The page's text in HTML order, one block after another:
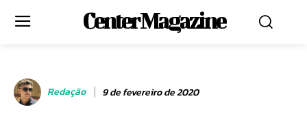
Center Magazine
Redação 9 de fevereiro de 2020